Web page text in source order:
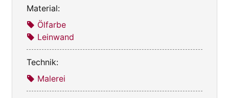
Material:
Ölfarbe
Leinwand
Technik:
Malerei